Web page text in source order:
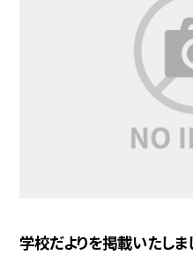
学校だよりを掲載いたしま